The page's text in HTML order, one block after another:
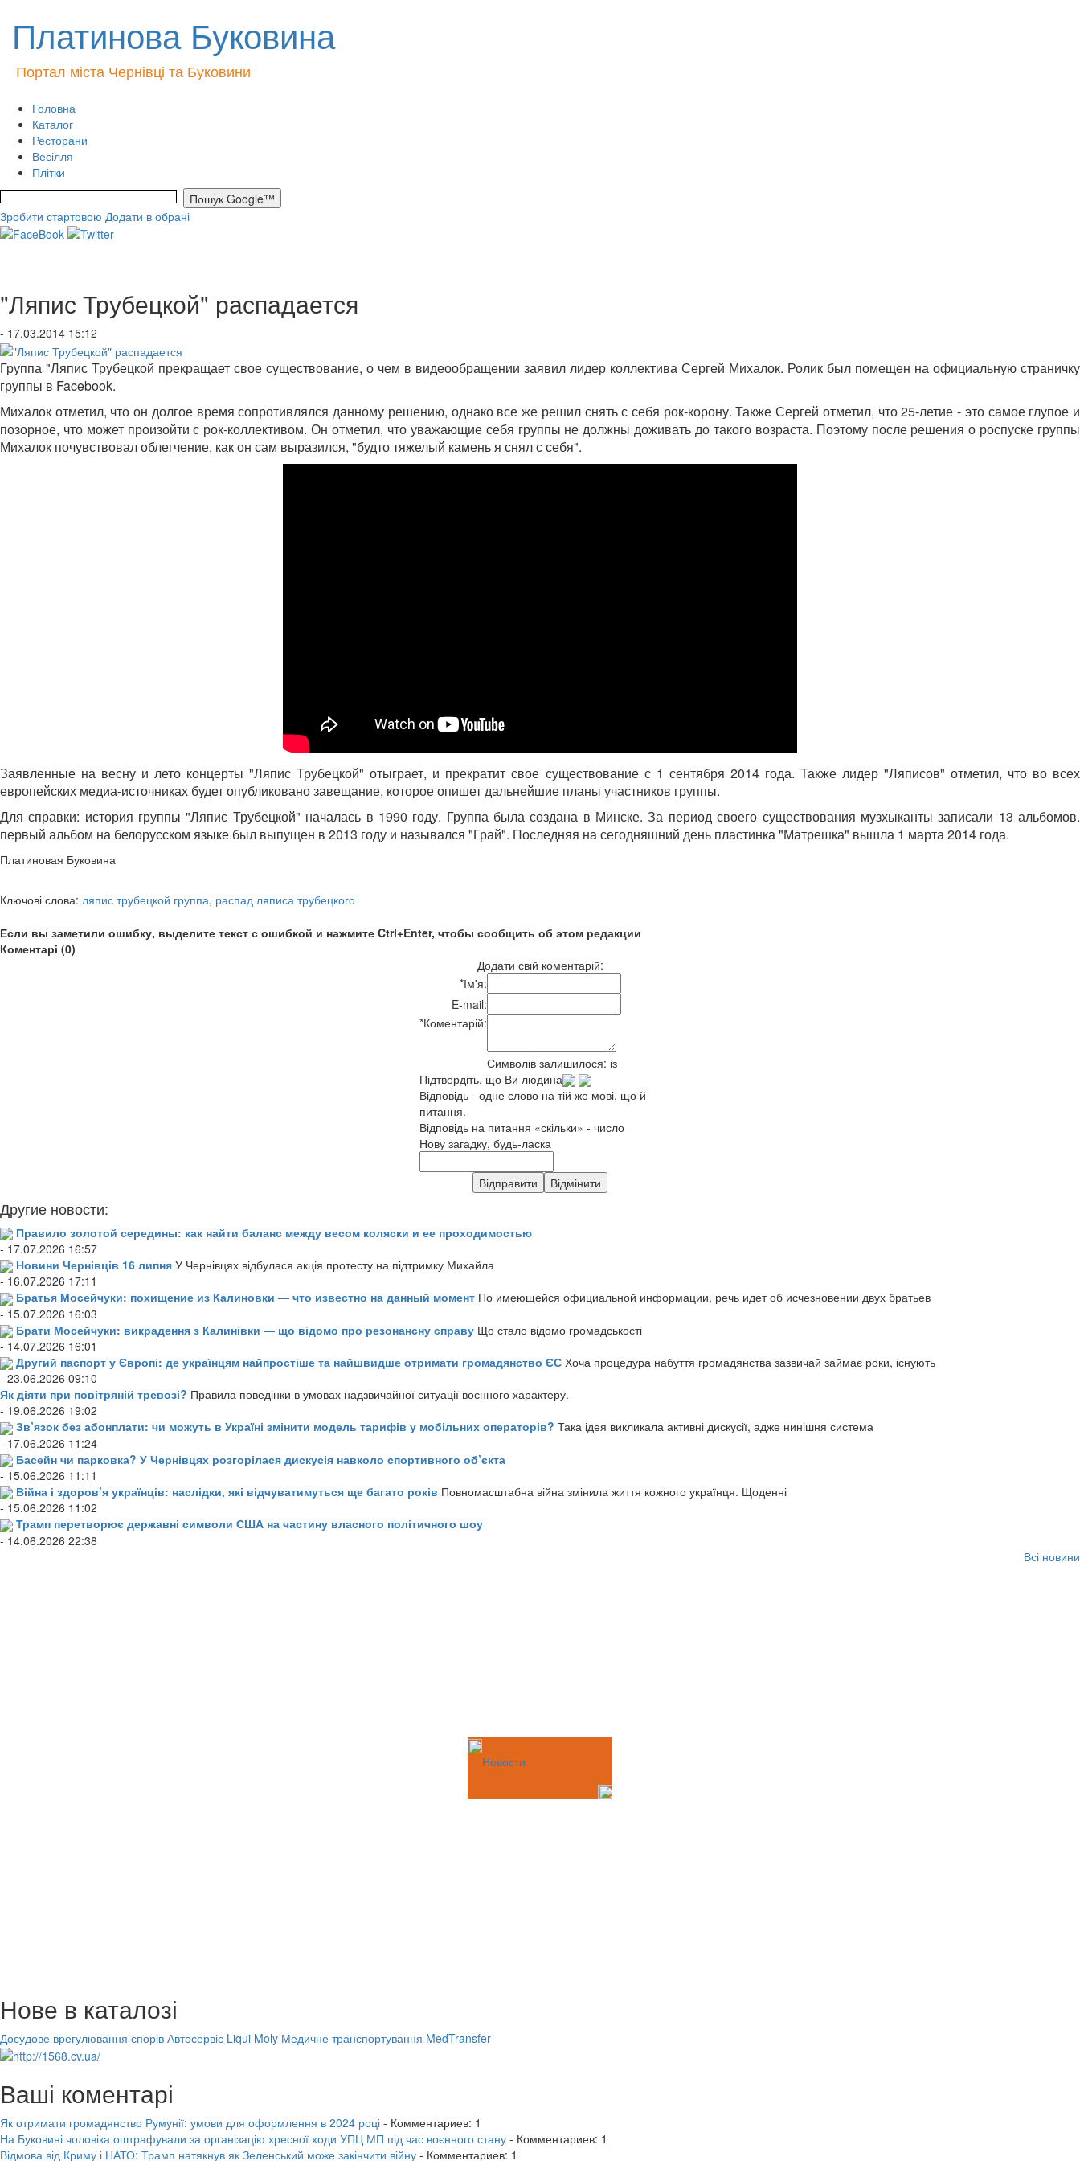
Платинова Буковина
Портал міста Чернівці та Буковини
Головна
Каталог
Ресторани
Весілля
Плітки
Зробити стартовою Додати в обрані
"Ляпис Трубецкой" распадается
- 17.03.2014 15:12
Группа "Ляпис Трубецкой прекращает свое существование, о чем в видеообращении заявил лидер коллектива Сергей Михалок. Ролик был помещен на официальную страничку
группы в Facebook.
Михалок отметил, что он долгое время сопротивлялся данному решению, однако все же решил снять с себя рок-корону. Также Сергей отметил, что 25-летие - это самое глупое и
позорное, что может произойти с рок-коллективом. Он отметил, что уважающие себя группы не должны доживать до такого возраста. Поэтому после решения о роспуске группы
Михалок почувствовал облегчение, как он сам выразился, "будто тяжелый камень я снял с себя".
Заявленные на весну и лето концерты "Ляпис Трубецкой" отыграет, и прекратит свое существование с 1 сентября 2014 года. Также лидер "Ляписов" отметил, что во всех
европейских медиа-источниках будет опубликовано завещание, которое опишет дальнейшие планы участников группы.
Для справки: история группы "Ляпис Трубецкой" началась в 1990 году. Группа была создана в Минске. За период своего существования музхыканты записали 13 альбомов.
первый альбом на белорусском языке был выпущен в 2013 году и назывался "Грай". Последняя на сегодняшний день пластинка "Матрешка" вышла 1 марта 2014 года.
Платиновая Буковина
Ключові слова: ляпис трубецкой группа, распад ляписа трубецкого
Если вы заметили ошибку, выделите текст с ошибкой и нажмите Ctrl+Enter, чтобы сообщить об этом редакции
Коментарі (0)
Додати свій коментарій:
*Ім'я:
E-mail:
*Коментарій:
Символів залишилося: із
Підтвердіть, що Ви людина
Відповідь - одне слово на тій же мові, що й
питання.
Відповідь на питання «скільки» - число
Нову загадку, будь-ласка
Другие новости:
Правило золотой середины: как найти баланс между весом коляски и ее проходимостью
- 17.07.2026 16:57
Новини Чернівців 16 липня У Чернівцях відбулася акція протесту на підтримку Михайла
- 16.07.2026 17:11
Братья Мосейчуки: похищение из Калиновки — что известно на данный момент По имеющейся официальной информации, речь идет об исчезновении двух братьев
- 15.07.2026 16:03
Брати Мосейчуки: викрадення з Калинівки — що відомо про резонансну справу Що стало відомо громадськості
- 14.07.2026 16:01
Другий паспорт у Європі: де українцям найпростіше та найшвидше отримати громадянство ЄС Хоча процедура набуття громадянства зазвичай займає роки, існують
- 23.06.2026 09:10
Як діяти при повітряній тревозі? Правила поведінки в умовах надзвичайної ситуації воєнного характеру.
- 19.06.2026 19:02
Зв’язок без абонплати: чи можуть в Україні змінити модель тарифів у мобільних операторів? Така ідея викликала активні дискусії, адже нинішня система
- 17.06.2026 11:24
Басейн чи парковка? У Чернівцях розгорілася дискусія навколо спортивного об’єкта
- 15.06.2026 11:11
Війна і здоров’я українців: наслідки, які відчуватимуться ще багато років Повномасштабна війна змінила життя кожного українця. Щоденні
- 15.06.2026 11:02
Трамп перетворює державні символи США на частину власного політичного шоу
- 14.06.2026 22:38
Всі новини
Новости
Нове в каталозі
Досудове врегулювання спорів Автосервіс Liqui Moly Медичне транспортування MedTransfer
Ваші коментарі
Як отримати громадянство Румунії: умови для оформлення в 2024 році - Комментариев: 1
На Буковині чоловіка оштрафували за організацію хресної ходи УПЦ МП під час воєнного стану - Комментариев: 1
Відмова від Криму і НАТО: Трамп натякнув як Зеленський може закінчити війну - Комментариев: 1